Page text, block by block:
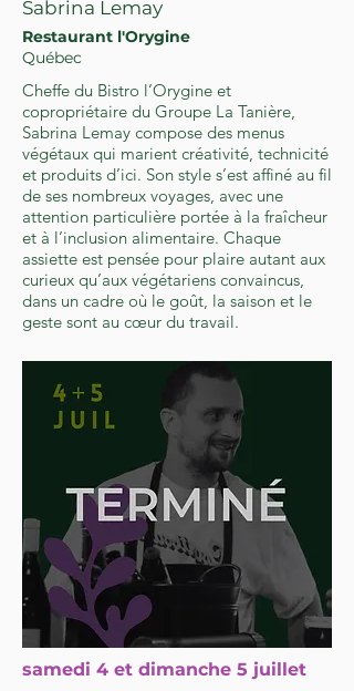
Sabrina Lemay
Restaurant l'Orygine
Québec
Cheffe du Bistro l’Orygine et
copropriétaire du Groupe La Tanière,
Sabrina Lemay compose des menus
végétaux qui marient créativité, technicité
et produits d’ici. Son style s’est affiné au fil
de ses nombreux voyages, avec une
attention particulière portée à la fraîcheur
et à l’inclusion alimentaire. Chaque
assiette est pensée pour plaire autant aux
curieux qu’aux végétariens convaincus,
dans un cadre où le goût, la saison et le
geste sont au cœur du travail.
samedi 4 et dimanche 5 juillet